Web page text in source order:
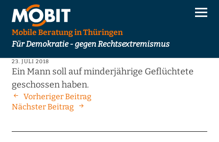
Mobile Beratung in Thüringen
Für Demokratie - gegen Rechtsextremismus
23. JULI 2018
Ein Mann soll auf minderjährige Geflüchtete
geschossen haben.
Vorheriger Beitrag
Nächster Beitrag